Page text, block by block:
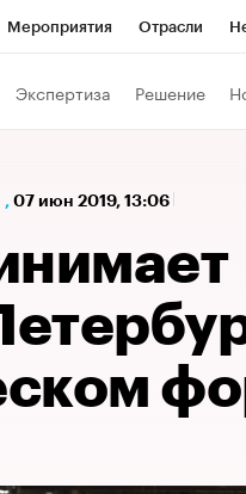
Мероприятия Отрасли
Экспертиза Решение
, 07 июн 2019, 13:06